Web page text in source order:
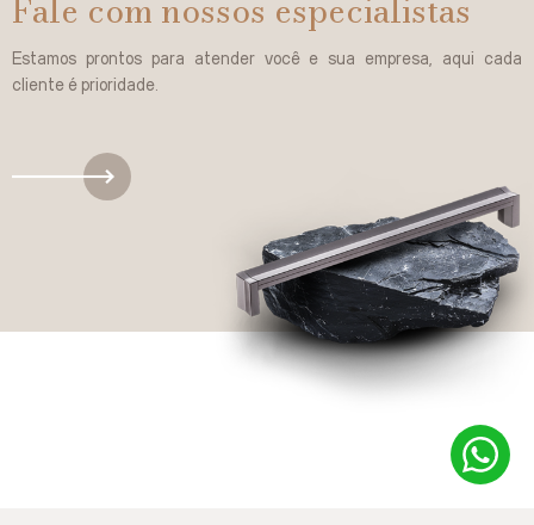
Estamos prontos para atender você e sua empresa, aqui cada
cliente é prioridade.